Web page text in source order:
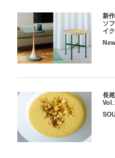
新
ソ
イ
長